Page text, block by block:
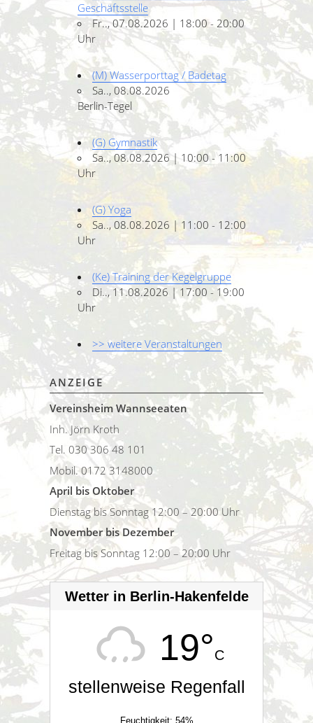
Geschäftsstelle
Fr.., 07.08.2026 | 18:00 - 20:00
Uhr
(M) Wasserporttag / Badetag
Sa.., 08.08.2026
Berlin-Tegel
(G) Gymnastik
Sa.., 08.08.2026 | 10:00 - 11:00
Uhr
(G) Yoga
Sa.., 08.08.2026 | 11:00 - 12:00
Uhr
(Ke) Training der Kegelgruppe
Di.., 11.08.2026 | 17:00 - 19:00
Uhr
>> weitere Veranstaltungen
ANZEIGE
Vereinsheim Wannseeaten
Inh. Jörn Kroth
Tel. 030 306 48 101
Mobil. 0172 3148000
April bis Oktober
Dienstag bis Sonntag 12:00 – 20:00 Uhr
November bis Dezember
Freitag bis Sonntag 12:00 – 20:00 Uhr
Wetter in Berlin-Hakenfelde
19°C
stellenweise Regenfall
Feuchtigkeit: 54%